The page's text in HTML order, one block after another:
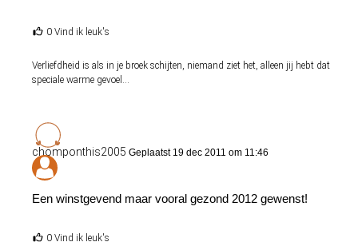
0 Vind ik leuk's
Verliefdheid is als in je broek schijten, niemand ziet het, alleen jij hebt dat
speciale warme gevoel...
chomponthis2005 Geplaatst 19 dec 2011 om 11:46
Een winstgevend maar vooral gezond 2012 gewenst!
0 Vind ik leuk's